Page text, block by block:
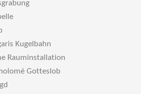
Kugelbahn
Rauminstallation
Gotteslob